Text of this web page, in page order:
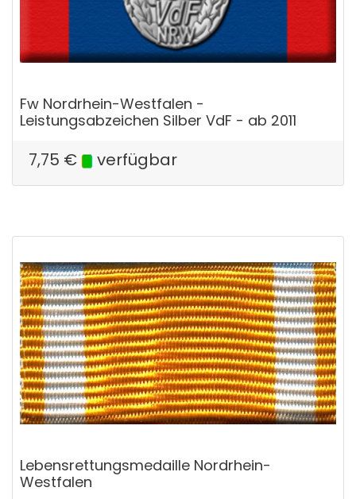
Fw Nordrhein-Westfalen -
Leistungsabzeichen Silber VdF - ab 2011
7,75 € verfügbar
Lebensrettungsmedaille Nordrhein-
Westfalen